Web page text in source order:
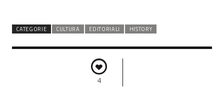
CATEGORIE CULTURA EDITORIALI HISTORY
4